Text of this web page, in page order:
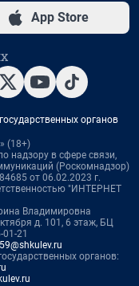
App Store
органов
(18+)
надзору в сфере связи,
(Роскомнадзор)
от 06.02.2023 г.
"ИНТЕРНЕТ
Владимировна
д. 101, 6 этаж, БЦ
21
59@shkulev.ru
органов: